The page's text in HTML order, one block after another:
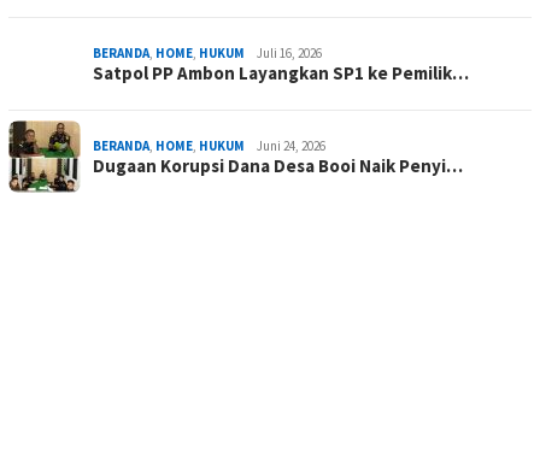
BERANDA, HOME, HUKUM Juli 16, 2026
Satpol PP Ambon Layangkan SP1 ke Pemilik…
BERANDA, HOME, HUKUM Juni 24, 2026
Dugaan Korupsi Dana Desa Booi Naik Penyi…